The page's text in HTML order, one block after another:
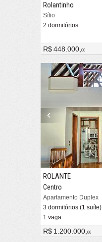
Rolantinho
Sítio
2 dormitórios
R$ 448.000, 00
ROLANTE
Centro
Apartamento Duplex
3 dormitórios (1 suíte)
1 vaga
R$ 1.200.000, 00